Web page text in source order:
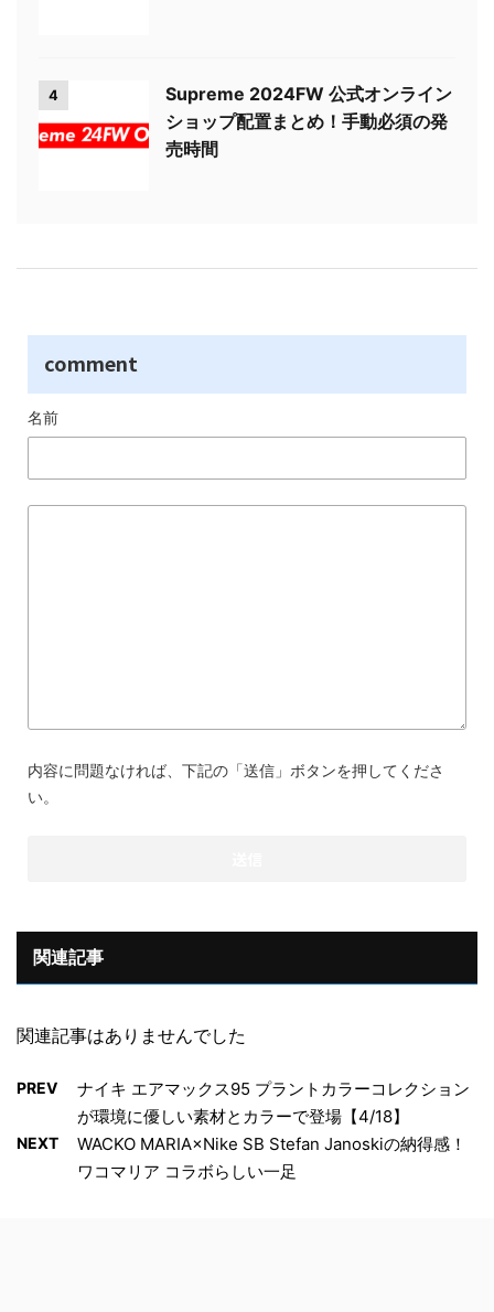
4
Supreme 2024FW 公式オンライン
ショップ配置まとめ！手動必須の発
売時間
comment
名前
内容に問題なければ、下記の「送信」ボタンを押してくださ
い。
関連記事
関連記事はありませんでした
PREV
ナイキ エアマックス95 プラントカラーコレクション
が環境に優しい素材とカラーで登場【4/18】
NEXT
WACKO MARIA×Nike SB Stefan Janoskiの納得感！
ワコマリア コラボらしい一足